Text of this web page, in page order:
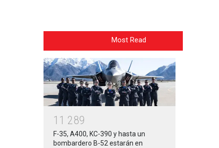
Most Read
1 1 289
F-35, A400, KC-390 y hasta un
bombardero B-52 estarán en